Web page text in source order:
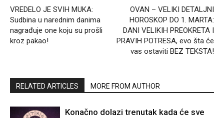
VREDELO JE SVIH MUKA:
Sudbina u narednim danima
nagrađuje one koju su prošli
kroz pakao!
OVAN – VELIKI DETALJNI
HOROSKOP DO 1. MARTA:
DANI VELIKIH PREOKRETA I
PRAVIH POTRESA, evo šta će
vas ostaviti BEZ TEKSTA!
RELATED ARTICLES MORE FROM AUTHOR
Konačno dolazi trenutak kada će sve